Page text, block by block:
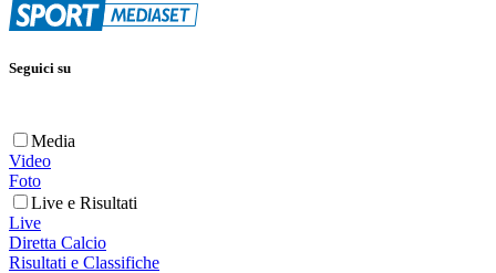
Seguici su
Media
Video
Foto
Live e Risultati
Live
Diretta Calcio
Risultati e Classifiche